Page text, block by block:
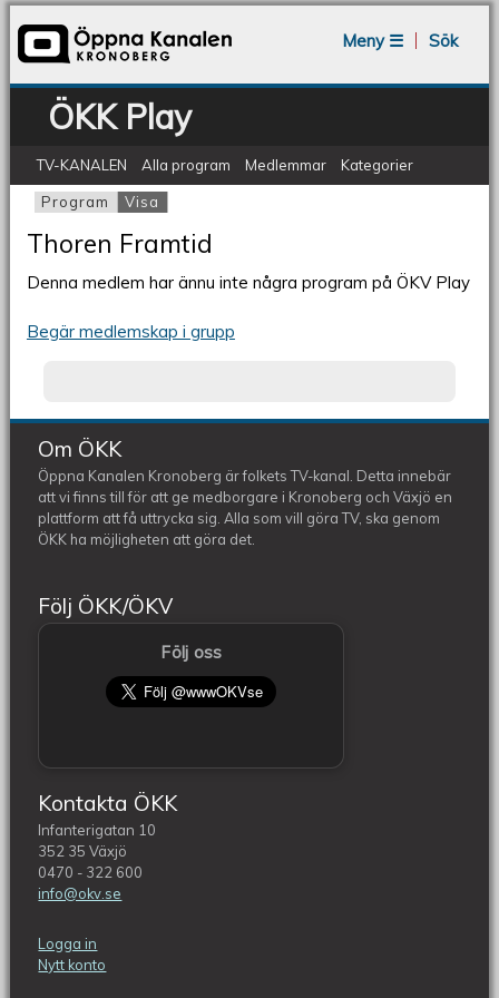
Meny ☰
Sök
ÖKK Play
TV-KANALEN Alla program Medlemmar Kategorier
Primära flikar
Program Visa
Thoren Framtid
Denna medlem har ännu inte några program på ÖKV Play
Begär medlemskap i grupp
Om ÖKK
Öppna Kanalen Kronoberg är folkets TV-kanal. Detta innebär
att vi finns till för att ge medborgare i Kronoberg och Växjö en
plattform att få uttrycka sig. Alla som vill göra TV, ska genom
ÖKK ha möjligheten att göra det.
Följ ÖKK/ÖKV
Följ oss
Kontakta ÖKK
Infanterigatan 10
352 35 Växjö
0470 - 322 600
info@okv.se
Logga in
Nytt konto